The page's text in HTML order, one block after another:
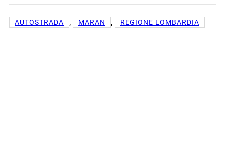
AUTOSTRADA , MARAN , REGIONE LOMBARDIA